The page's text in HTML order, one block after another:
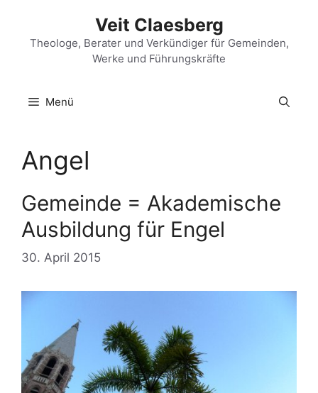
springen
Veit Claesberg
Theologe, Berater und Verkündiger für Gemeinden,
Werke und Führungskräfte
Menü
Angel
Gemeinde = Akademische
Ausbildung für Engel
30. April 2015